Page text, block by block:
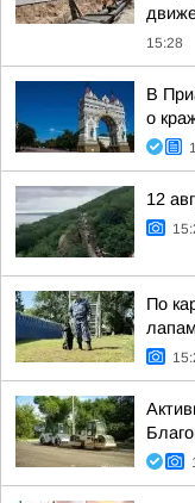
15:28
В
о
12
По